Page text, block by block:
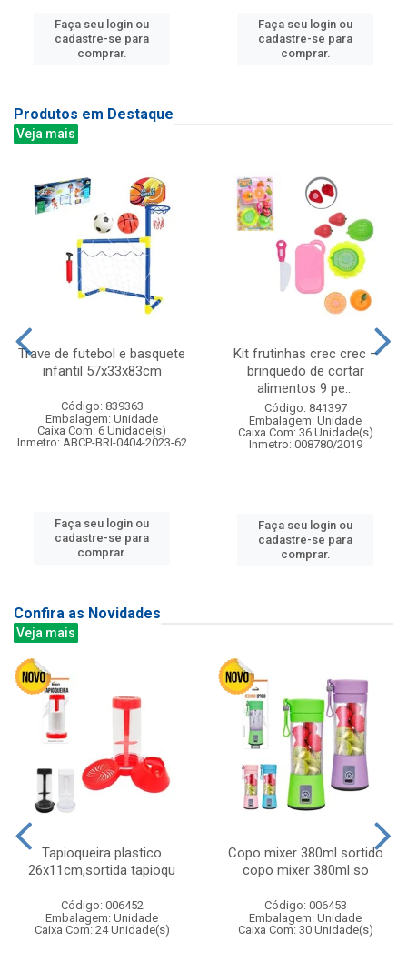
Faça seu login ou
cadastre-se para
comprar.
Faça seu login ou
cadastre-se para
comprar.
Produtos em Destaque
Veja mais
Trave de futebol e basquete
infantil 57x33x83cm
Código: 839363
Embalagem: Unidade
Caixa Com: 6 Unidade(s)
Inmetro: ABCP-BRI-0404-2023-62
Faça seu login ou
cadastre-se para
comprar.
Kit frutinhas crec crec –
brinquedo de cortar
alimentos 9 pe...
Código: 841397
Embalagem: Unidade
Caixa Com: 36 Unidade(s)
Inmetro: 008780/2019
Faça seu login ou
cadastre-se para
comprar.
Confira as Novidades
Veja mais
Tapioqueira plastico
26x11cm,sortida tapioqu
Código: 006452
Embalagem: Unidade
Caixa Com: 24 Unidade(s)
Copo mixer 380ml sortido
copo mixer 380ml so
Código: 006453
Embalagem: Unidade
Caixa Com: 30 Unidade(s)